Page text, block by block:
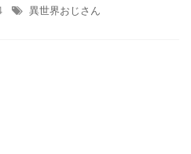
異世界おじさん